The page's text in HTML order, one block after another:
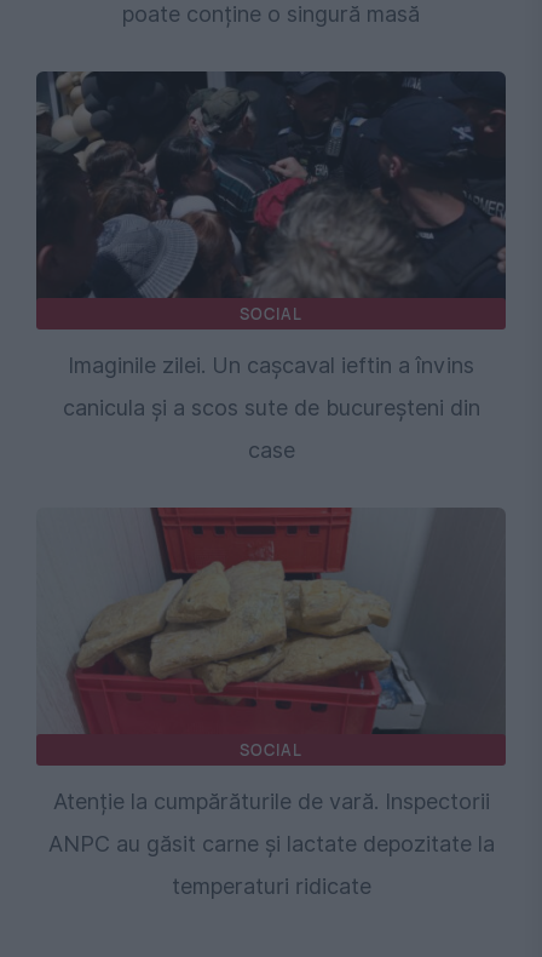
poate conține o singură masă
SOCIAL
Imaginile zilei. Un cașcaval ieftin a învins
canicula și a scos sute de bucureșteni din
case
SOCIAL
Atenție la cumpărăturile de vară. Inspectorii
ANPC au găsit carne și lactate depozitate la
temperaturi ridicate